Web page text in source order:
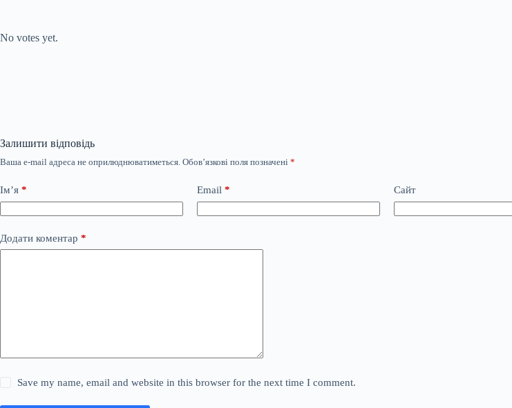
No votes yet.
Залишити відповідь
Ваша e-mail адреса не оприлюднюватиметься. Обов’язкові поля позначені *
Ім’я * Email * Сайт
Додати коментар *
Save my name, email and website in this browser for the next time I comment.